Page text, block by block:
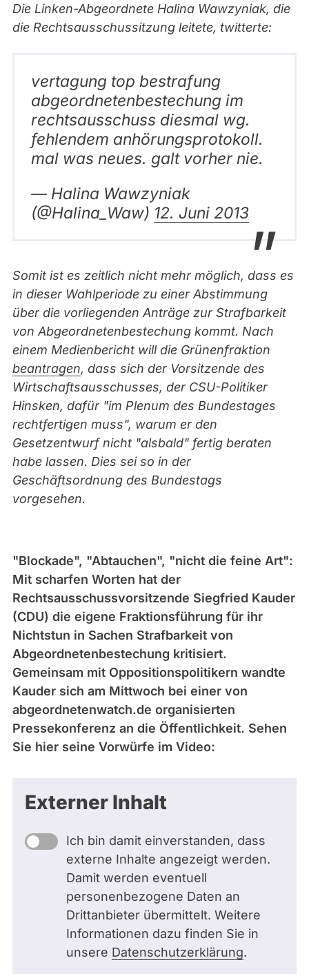
Die Linken-Abgeordnete Halina Wawzyniak, die
die Rechtsausschussitzung leitete, twitterte:
vertagung top bestrafung
abgeordnetenbestechung im
rechtsausschuss diesmal wg.
fehlendem anhörungsprotokoll.
mal was neues. galt vorher nie.
— Halina Wawzyniak
(@Halina_Waw) 12. Juni 2013
Somit ist es zeitlich nicht mehr möglich, dass es
in dieser Wahlperiode zu einer Abstimmung
über die vorliegenden Anträge zur Strafbarkeit
von Abgeordnetenbestechung kommt. Nach
einem Medienbericht will die Grünenfraktion
beantragen, dass sich der Vorsitzende des
Wirtschaftsausschusses, der CSU-Politiker
Hinsken, dafür "im Plenum des Bundestages
rechtfertigen muss", warum er den
Gesetzentwurf nicht "alsbald" fertig beraten
habe lassen. Dies sei so in der
Geschäftsordnung des Bundestags
vorgesehen.
"Blockade", "Abtauchen", "nicht die feine Art":
Mit scharfen Worten hat der
Rechtsausschussvorsitzende Siegfried Kauder
(CDU) die eigene Fraktionsführung für ihr
Nichtstun in Sachen Strafbarkeit von
Abgeordnetenbestechung kritisiert.
Gemeinsam mit Oppositionspolitikern wandte
Kauder sich am Mittwoch bei einer von
abgeordnetenwatch.de organisierten
Pressekonferenz an die Öffentlichkeit. Sehen
Sie hier seine Vorwürfe im Video:
Externer Inhalt
Ich bin damit einverstanden, dass
externe Inhalte angezeigt werden.
Damit werden eventuell
personenbezogene Daten an
Drittanbieter übermittelt. Weitere
Informationen dazu finden Sie in
unsere Datenschutzerklärung.